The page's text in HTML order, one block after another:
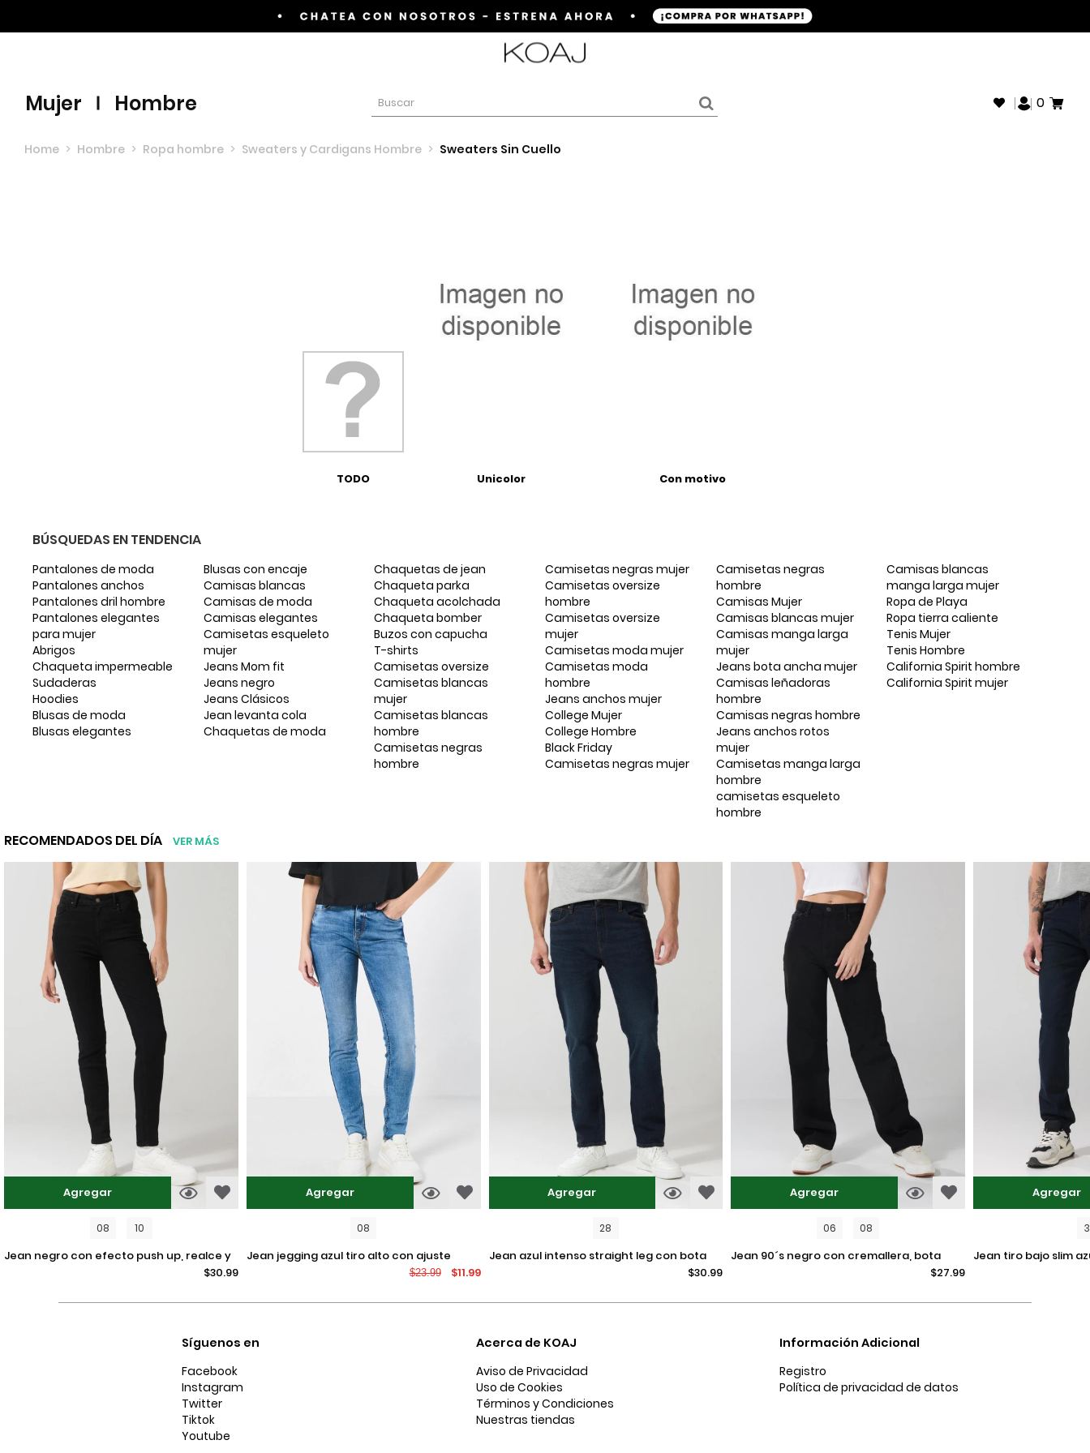
mujer hombre 0
Home > Hombre > Ropa hombre > Sweaters y Cardigans Hombre > Sweaters Sin Cuello
TODO Unicolor Con motivo
BÚSQUEDAS EN TENDENCIA
Pantalones de moda
Pantalones anchos
Pantalones dril hombre
Pantalones elegantes
para mujer
Abrigos
Chaqueta impermeable
Sudaderas
Hoodies
Blusas de moda
Blusas elegantes
Blusas con encaje
Camisas blancas
Camisas de moda
Camisas elegantes
Camisetas esqueleto
mujer
Jeans Mom fit
Jeans negro
Jeans Clásicos
Jean levanta cola
Chaquetas de moda
Chaquetas de jean
Chaqueta parka
Chaqueta acolchada
Chaqueta bomber
Buzos con capucha
T-shirts
Camisetas oversize
Camisetas blancas
mujer
Camisetas blancas
hombre
Camisetas negras
hombre
Camisetas negras mujer
Camisetas oversize
hombre
Camisetas oversize
mujer
Camisetas moda mujer
Camisetas moda
hombre
Jeans anchos mujer
College Mujer
College Hombre
Black Friday
Camisetas negras mujer
Camisetas negras
hombre
Camisas Mujer
Camisas blancas mujer
Camisas manga larga
mujer
Jeans bota ancha mujer
Camisas leñadoras
hombre
Camisas negras hombre
Jeans anchos rotos
mujer
Camisetas manga larga
hombre
camisetas esqueleto
hombre
Camisas blancas
manga larga mujer
Ropa de Playa
Ropa tierra caliente
Tenis Mujer
Tenis Hombre
California Spirit hombre
California Spirit mujer
RECOMENDADOS DEL DÍA VER MÁS
Agregar
08 10
jean negro con efecto push up, realce y
$30.99
Agregar
08
jean jegging azul tiro alto con ajuste
$23.99 $11.99
Agregar
28
jean azul intenso straight leg con bota
$30.99
Agregar
06 08
jean 90´s negro con cremallera, bota
$27.99
Agregar
jean tiro bajo slim azul intenso ajustado
Síguenos en
Facebook
Instagram
Twitter
Tiktok
Youtube
Acerca de KOAJ
Aviso de Privacidad
Uso de Cookies
Términos y Condiciones
Nuestras tiendas
Información Adicional
Registro
Política de privacidad de datos